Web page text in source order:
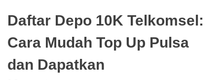
Daftar Depo 10K Telkomsel:
Cara Mudah Top Up Pulsa
dan Dapatkan